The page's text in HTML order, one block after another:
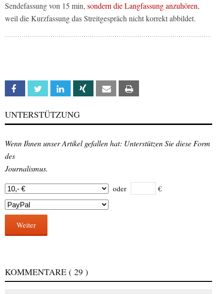
Sendefassung von 15 min, sondern die Langfassung anzuhören,
weil die Kurzfassung das Streitgespräch nicht korrekt abbildet.
Facebook Twitter Linkedin Xing Email
UNTERSTÜTZUNG
Wenn Ihnen unser Artikel gefallen hat: Unterstützen Sie diese Form
des
Journalismus.
oder €
Weiter
KOMMENTARE ( 29 )